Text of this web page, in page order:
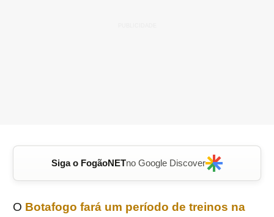
Siga o FogãoNETno Google Discover
O Botafogo fará um período de treinos na